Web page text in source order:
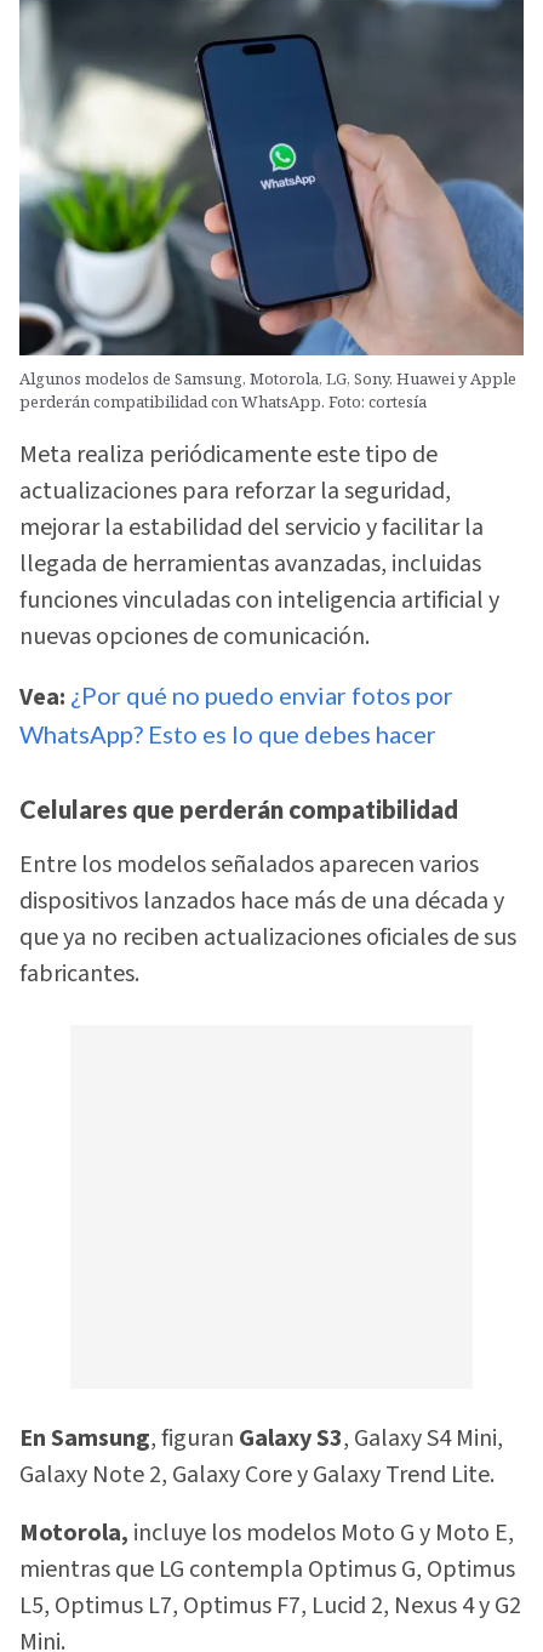
Algunos modelos de Samsung, Motorola, LG, Sony, Huawei y Apple
perderán compatibilidad con WhatsApp. Foto: cortesía
Meta realiza periódicamente este tipo de
actualizaciones para reforzar la seguridad,
mejorar la estabilidad del servicio y facilitar la
llegada de herramientas avanzadas, incluidas
funciones vinculadas con inteligencia artificial y
nuevas opciones de comunicación.
Vea: ¿Por qué no puedo enviar fotos por
WhatsApp? Esto es lo que debes hacer
Celulares que perderán compatibilidad
Entre los modelos señalados aparecen varios
dispositivos lanzados hace más de una década y
que ya no reciben actualizaciones oficiales de sus
fabricantes.
En Samsung, figuran Galaxy S3, Galaxy S4 Mini,
Galaxy Note 2, Galaxy Core y Galaxy Trend Lite.
Motorola, incluye los modelos Moto G y Moto E,
mientras que LG contempla Optimus G, Optimus
L5, Optimus L7, Optimus F7, Lucid 2, Nexus 4 y G2
Mini.